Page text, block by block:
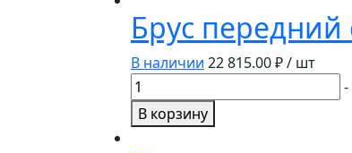
с
втулкой
z=14
50-
1701185
Брус передний
В наличии 22 815.00₽ / шт
Количество
товара
Брус
-
В корзину